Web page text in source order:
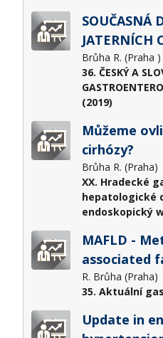
SOUČASNÁ
JATERNÍCH
Brůha R. (Praha )
36. ČESKÝ A
(2019)
Můžeme
cirhózy?
Brůha R. (Praha)
XX. Hradecké
hepatologické
endoskopický
MAFLD -
associated
R. Brůha (Praha)
35. Aktuální
Update in